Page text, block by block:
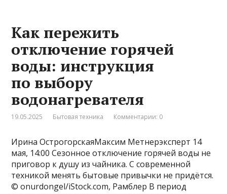
Как пережить
отключение горячей
воды: инструкция
по выбору
водонагревателя
19.05.2025 Бытовая техника Комментарии: 0
Ирина ОстрогорскаяМаксим Метнерэксперт 14
мая, 14:00 Сезонное отключение горячей воды не
приговор к душу из чайника. С современной
техникой менять бытовые привычки не придётся.
© onurdongel/iStock.com, Рамблер В период